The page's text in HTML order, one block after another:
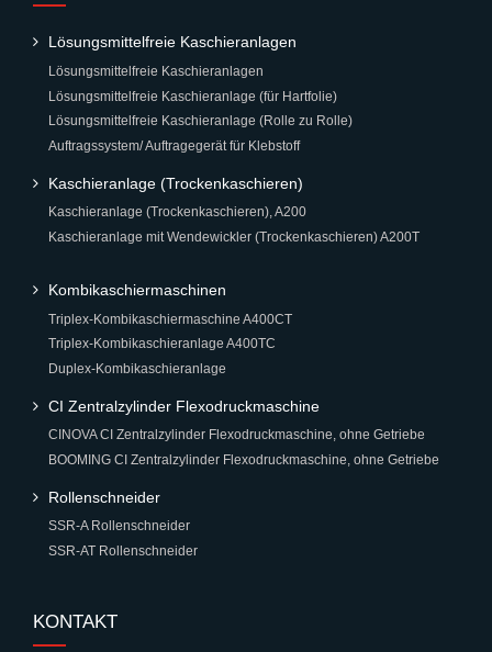
Lösungsmittelfreie Kaschieranlagen
Lösungsmittelfreie Kaschieranlagen
Lösungsmittelfreie Kaschieranlage (für Hartfolie)
Lösungsmittelfreie Kaschieranlage (Rolle zu Rolle)
Auftragssystem/ Auftragegerät für Klebstoff
Kaschieranlage (Trockenkaschieren)
Kaschieranlage (Trockenkaschieren), A200
Kaschieranlage mit Wendewickler (Trockenkaschieren) A200T
Kombikaschiermaschinen
Triplex-Kombikaschiermaschine A400CT
Triplex-Kombikaschieranlage A400TC
Duplex-Kombikaschieranlage
CI Zentralzylinder Flexodruckmaschine
CINOVA CI Zentralzylinder Flexodruckmaschine, ohne Getriebe
BOOMING CI Zentralzylinder Flexodruckmaschine, ohne Getriebe
Rollenschneider
SSR-A Rollenschneider
SSR-AT Rollenschneider
KONTAKT